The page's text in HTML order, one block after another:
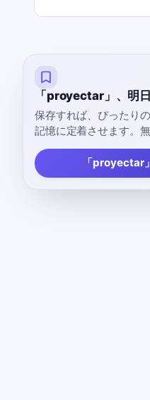
「proyectar」、明
保存すれば、ぴったり
記憶に定着させます。
「proyectar